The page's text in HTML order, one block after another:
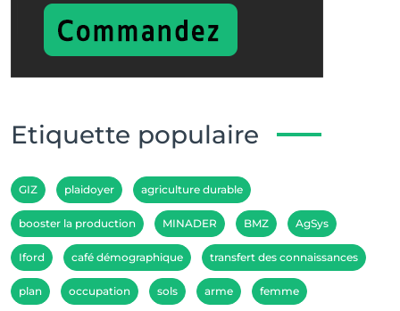
Etiquette populaire
GIZ plaidoyer agriculture durable
booster la production MINADER BMZ AgSys
Iford café démographique transfert des connaissances
plan occupation sols arme femme